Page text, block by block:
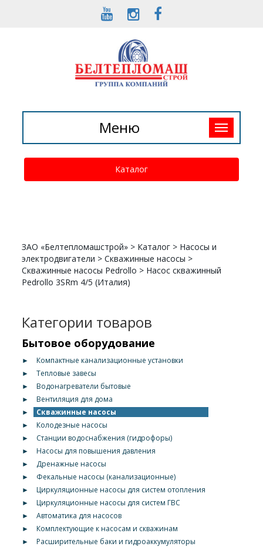
Toggle
navigation
Меню
Каталог
ЗАО «Белтепломашстрой» > Каталог > Насосы и
электродвигатели >Скважинные насосы >
Скважинные насосы Pedrollo > Насос скважинный
Pedrollo 3SRm 4/5 (Италия)
Категории товаров
Бытовое оборудование
►
Компактные канализационные установки
►
Тепловые завесы
►
Водонагреватели бытовые
►
Вентиляция для дома
►
Скважинные насосы
►
Колодезные насосы
►
Станции водоснабжения (гидрофоры)
►
Насосы для повышения давления
►
Дренажные насосы
►
Фекальные насосы (канализационные)
►
Циркуляционные насосы для систем отопления
►
Циркуляционные насосы для систем ГВС
►
Автоматика для насосов
►
Комплектующие к насосам и скважинам
►
Расширительные баки и гидроаккумуляторы